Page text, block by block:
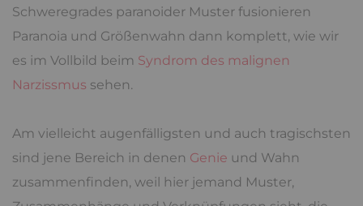
Schweregrades paranoider Muster fusionieren
Paranoia und Größenwahn dann komplett, wie wir
es im Vollbild beim Syndrom des malignen
Narzissmus sehen.
Am vielleicht augenfälligsten und auch tragischsten
sind jene Bereich in denen Genie und Wahn
zusammenfinden, weil hier jemand Muster,